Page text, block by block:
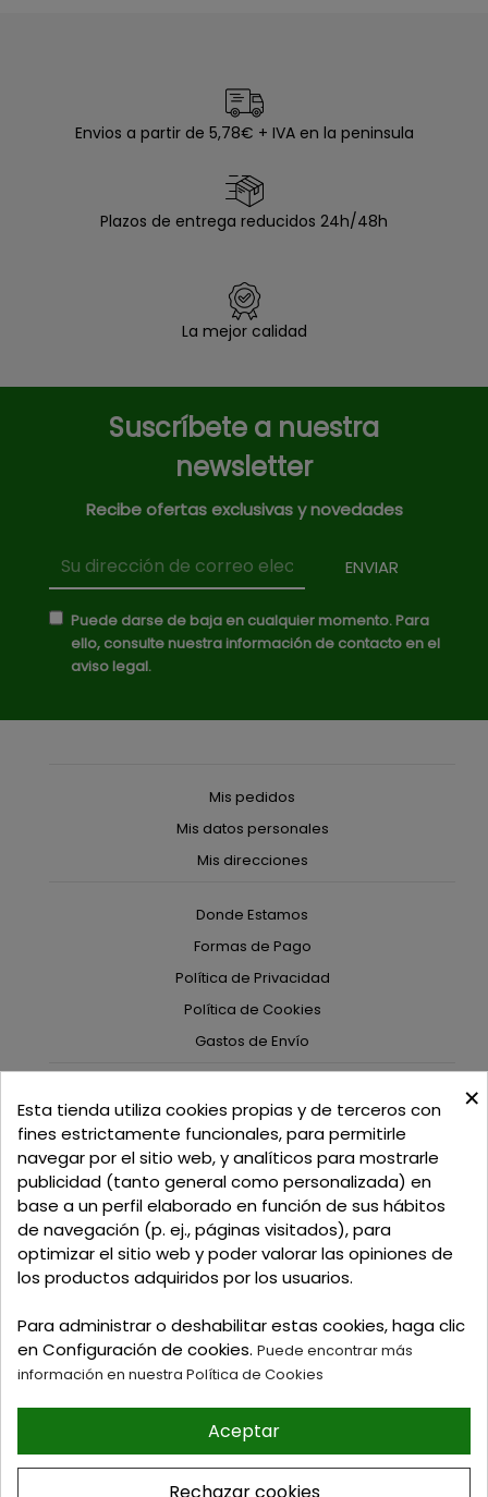
Envios a partir de 5,78€ + IVA en la peninsula
Plazos de entrega reducidos 24h/48h
La mejor calidad
Suscríbete a nuestra
newsletter
Recibe ofertas exclusivas y novedades
Puede darse de baja en cualquier momento. Para
ello, consulte nuestra información de contacto en el
aviso legal.
Mis pedidos
Mis datos personales
Mis direcciones
Donde Estamos
Formas de Pago
Política de Privacidad
Política de Cookies
Gastos de Envío
C/ Delgadillo Nº 7 - Local 1 - 45600
Talavera de la Reina - Toledo - (España)
Llamadnos:+34 925 82 02 19 o625 654 791
Email: curtidosytapicerias@gmail.com
Verano:
Mañanas: de 09:00h a 13:30h
Invierno:
Mañanas: de 09:30h a 13:30h
Tardes: de 16:30h a 20:00h
© 2026 Tienda online de
Curtidos y Tapicerias y
×
Esta tienda utiliza cookies propias y de terceros con
fines estrictamente funcionales, para permitirle
navegar por el sitio web, y analíticos para mostrarle
publicidad (tanto general como personalizada) en
base a un perfil elaborado en función de sus hábitos
de navegación (p. ej., páginas visitados), para
optimizar el sitio web y poder valorar las opiniones de
los productos adquiridos por los usuarios.
Para administrar o deshabilitar estas cookies, haga clic
en Configuración de cookies. Puede encontrar más
información en nuestra Política de Cookies
Aceptar